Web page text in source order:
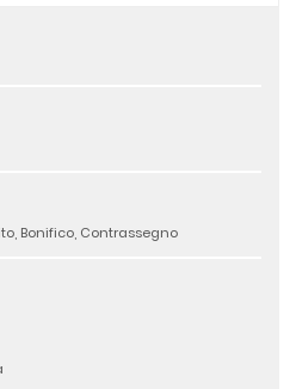
Bonifico, Contrassegno